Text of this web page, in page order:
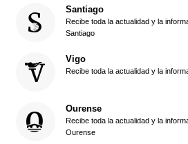
Santiago
Recibe toda la actualidad y la
Santiago
Vigo
Recibe toda la actualidad y la
Ourense
Recibe toda la actualidad y la
Ourense